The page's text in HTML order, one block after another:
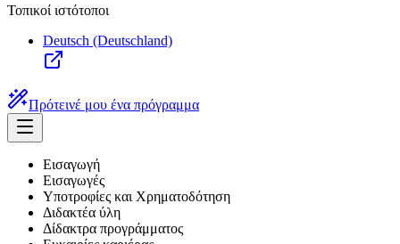
Τοπικοί ιστότοποι
Deutsch (Deutschland)
Πρότεινέ μου ένα πρόγραμμα
Εισαγωγή
Εισαγωγές
Υποτροφίες και Χρηματοδότηση
Διδακτέα ύλη
Δίδακτρα προγράμματος